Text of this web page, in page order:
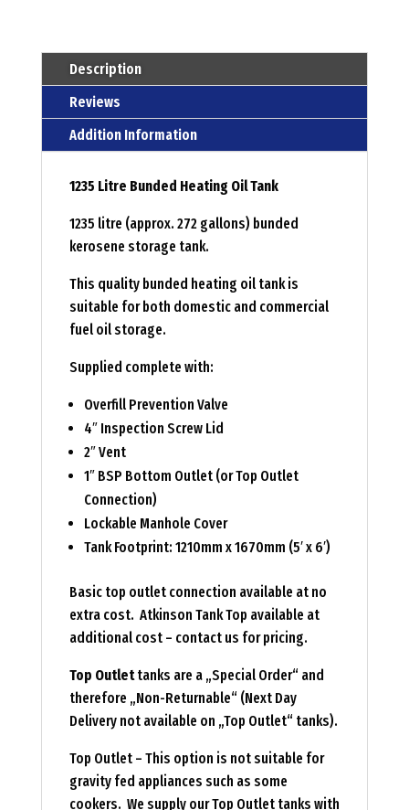
Menge
Description
Reviews
Addition Information
1235 Litre Bunded Heating Oil Tank
1235 litre (approx. 272 gallons) bunded
kerosene storage tank.
This quality bunded heating oil tank is
suitable for both domestic and commercial
fuel oil storage.
Supplied complete with:
Overfill Prevention Valve
4″ Inspection Screw Lid
2″ Vent
1″ BSP Bottom Outlet (or Top Outlet
Connection)
Lockable Manhole Cover
Tank Footprint: 1210mm x 1670mm (5′ x 6′)
Basic top outlet connection available at no
extra cost. Atkinson Tank Top available at
additional cost – contact us for pricing.
Top Outlettanks are a „Special Order“ and
therefore „Non-Returnable“ (Next Day
Delivery not available on „Top Outlet“ tanks).
Top Outlet – This option is not suitable for
gravity fed appliances such as some
cookers. We supply our Top Outlet tanks with